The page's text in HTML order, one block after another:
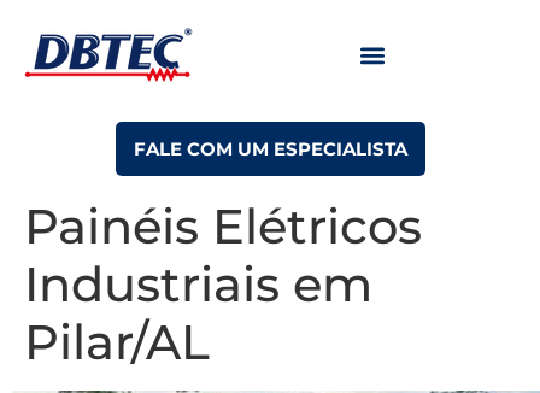
FALE COM UM ESPECIALISTA
Painéis Elétricos
Industriais em
Pilar/AL